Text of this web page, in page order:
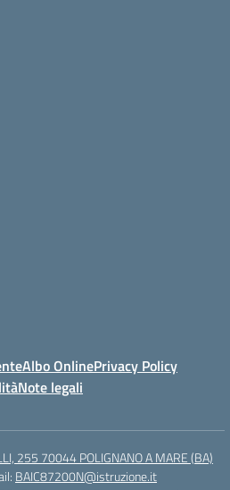
Albo OnlinePrivacy Policy
Note legali
255 70044 POLIGNANO A MARE (BA)
BAIC87200N@istruzione.it